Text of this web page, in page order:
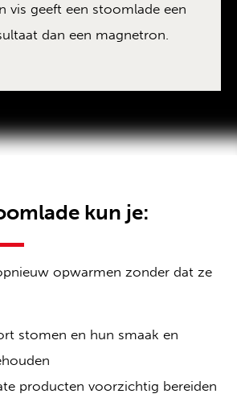
vis geeft een stoomlade een
dan een magnetron.
kun je:
opwarmen zonder dat ze
stomen en hun smaak en
producten voorzichtig bereiden